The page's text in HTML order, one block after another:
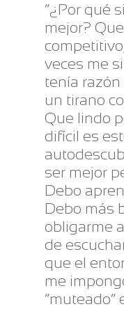
“¿Por qué
mejor?
veces me
tenía
un tirano
Que lindo
difícil es
ser mejor
Debo
Debo más
obligarme
de
que el
me
“muteado”